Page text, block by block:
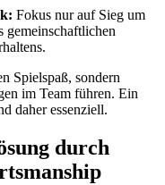
Fokus nur auf Sieg um
gemeinschaftlichen
Spielspaß, sondern
im Team führen. Ein
daher essenziell.
durch